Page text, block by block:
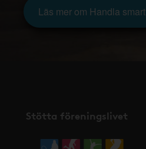
Läs mer om Handla smart
Stötta föreningslivet